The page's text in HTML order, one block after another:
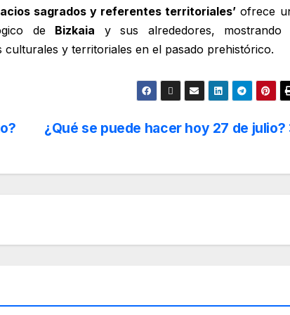
sagrados y referentes territoriales’ ofrece
de Bizkaia y sus alrededores, mostrando
y territoriales en el pasado prehistórico.
¿Qué se puede hacer hoy 27 de julio?